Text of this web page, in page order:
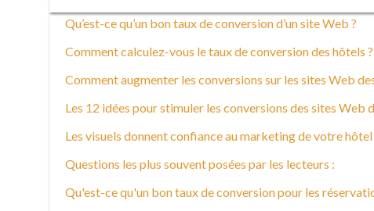
Qu’est-ce qu’un bon taux de conversion d’un site Web ?
Comment calculez-vous le taux de conversion des hôtels ?
Comment augmenter les conversions sur les sites Web
Les 12 idées pour stimuler les conversions des sites Web
Les visuels donnent confiance au marketing de votre hôtel
Questions les plus souvent posées par les lecteurs :
Qu'est-ce qu'un bon taux de conversion pour les